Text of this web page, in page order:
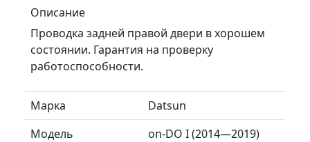
Описание
Проводка задней правой двери в хорошем
состоянии. Гарантия на проверку
работоспособности.
Марка
Datsun
Модель
on-DO I (2014—2019)